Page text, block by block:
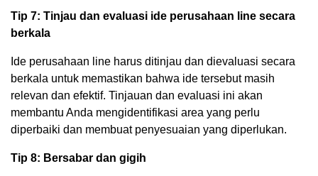
Tip 7: Tinjau dan evaluasi ide perusahaan line secara
berkala
Ide perusahaan line harus ditinjau dan dievaluasi secara
berkala untuk memastikan bahwa ide tersebut masih
relevan dan efektif. Tinjauan dan evaluasi ini akan
membantu Anda mengidentifikasi area yang perlu
diperbaiki dan membuat penyesuaian yang diperlukan.
Tip 8: Bersabar dan gigih